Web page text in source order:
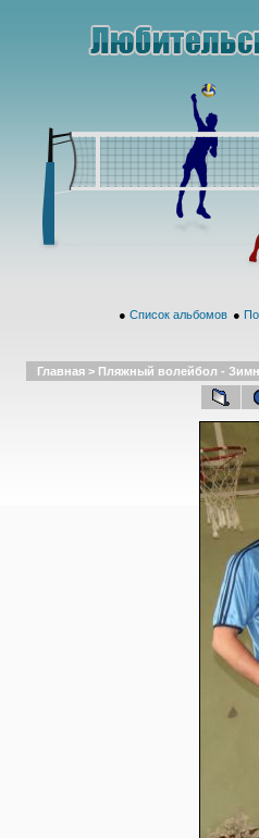
● Список альбомов ●
Главная > Пляжный волейбол -